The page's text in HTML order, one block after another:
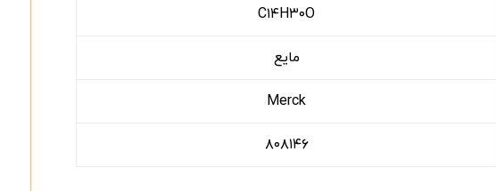
C۱۴H۳۰O
مایع
Merck
۸۰۸۱۴۶